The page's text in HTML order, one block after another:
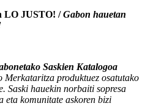
LO JUSTO! /Gabon hauetan
Saskien Katalogoa
produktuez osatutako
Saski hauekin norbaiti sopresa
eta komunitate askoren bizi